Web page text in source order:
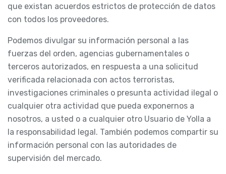
que existan acuerdos estrictos de protección de datos
con todos los proveedores.
Podemos divulgar su información personal a las
fuerzas del orden, agencias gubernamentales o
terceros autorizados, en respuesta a una solicitud
verificada relacionada con actos terroristas,
investigaciones criminales o presunta actividad ilegal o
cualquier otra actividad que pueda exponernos a
nosotros, a usted o a cualquier otro Usuario de Yolla a
la responsabilidad legal. También podemos compartir su
información personal con las autoridades de
supervisión del mercado.